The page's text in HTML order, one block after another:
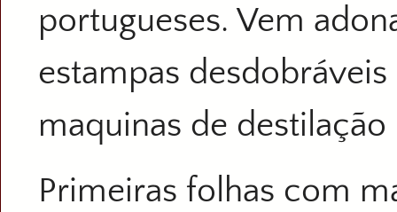
portugueses. Vem
estampas
maquinas de
Primeiras folhas com